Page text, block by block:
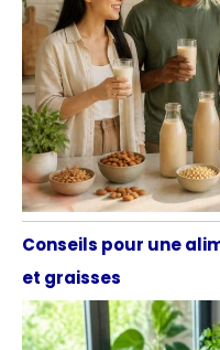
Conseils pour une
et graisses